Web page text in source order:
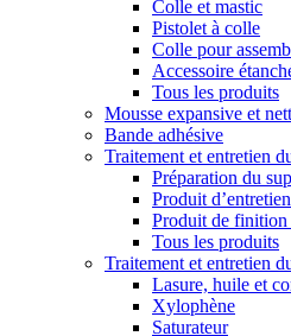
Colle et mastic
Pistolet à colle
Colle pour
Accessoire
Tous les produits
Mousse expansive et
Bande adhésive
Traitement et entretien
Préparation du
Produit
Produit de
Tous les produits
Traitement et entretien
Lasure, huile et
Xylophène
Saturateur